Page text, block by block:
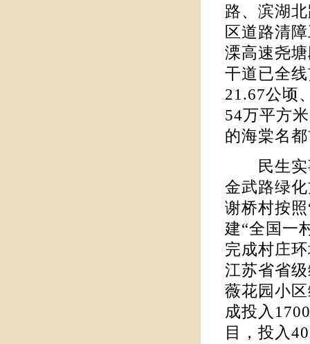
路、滨湖
区道路清
溧高速尧
干道已全
21.67公顷
54万平方
的海棠名
民生实事
金武路绿
谢桥村按
建“全国一
完成村庄
江苏省省
薇花园小
成投入
目，投入